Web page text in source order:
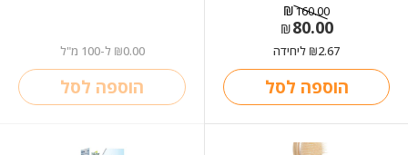
₪160.00
המחיר
המקורי
₪160.00.
₪80.00המחיר
הנוכחי
₪80.00.
₪2.67 ליחידה
הוספה לסל
₪0.00 ל-100 מ"ל
הוספה לסל